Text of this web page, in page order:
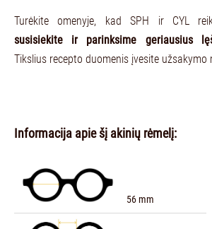
Turėkite omenyje, kad SPH ir CYL
susisiekite ir parinksime geriausius
Tikslius recepto duomenis įvesite užsakymo
Informacija apie šį akinių rėmelį:
56 mm